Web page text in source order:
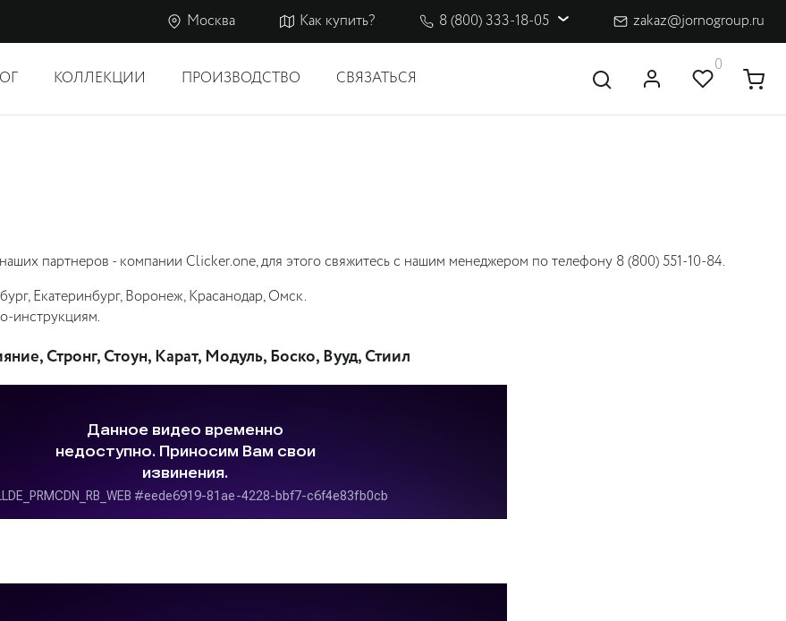
Москва Как купить? 8 (800) 333-18-05 zakaz@jornogroup.ru
КОЛЛЕКЦИИ ПРОИЗВОДСТВО СВЯЗАТЬСЯ
0
партнеров - компании Сlicker.one, для этого свяжитесь с нашим менеджером по телефону 8 (800) 551-10-84.
Екатеринбург, Воронеж, Красанодар, Омск.
инструкциям.
Стронг, Стоун, Карат, Модуль, Боско, Вууд, Стиил